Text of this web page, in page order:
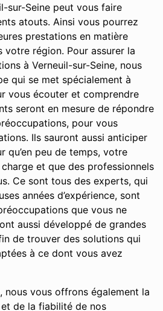
sur-Seine peut vous faire
atouts. Ainsi vous pourrez
prestations en matière
votre région. Pour assurer la
à Verneuil-sur-Seine, nous
qui se met spécialement à
vous écouter et comprendre
seront en mesure de répondre
pour vous
Ils sauront aussi anticiper
qu’en peu de temps, votre
et que des professionnels
Ce sont tous des experts, qui
années d’expérience, sont
que vous ne
aussi développé de grandes
de trouver des solutions qui
à ce dont vous avez
nous vous offrons également la
de la fiabilité de nos